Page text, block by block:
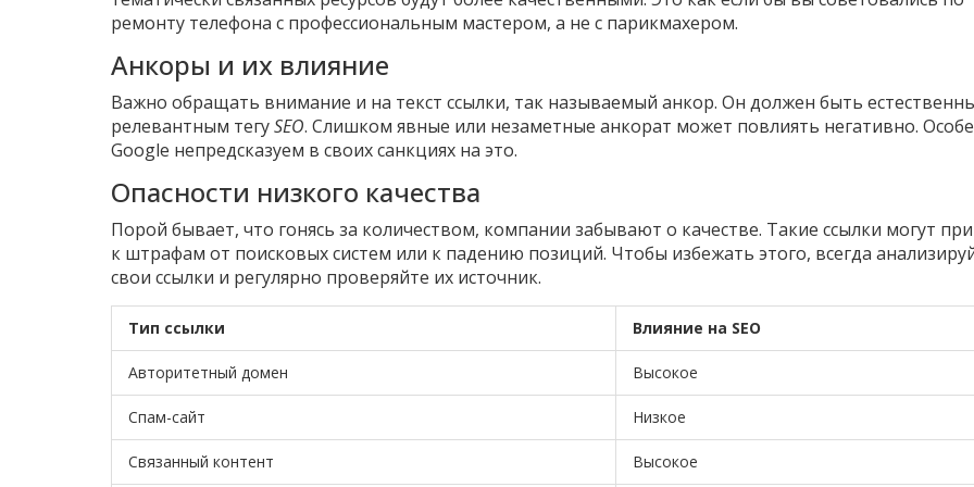
ремонту телефона с профессиональным мастером, а не с парикмахером.
Анкоры и их влияние
Важно обращать внимание и на текст ссылки, так называемый анкор. Он должен быть
релевантным тегуSEO. Слишком явные или незаметные анкорат может повлиять негативно.
Google непредсказуем в своих санкциях на это.
Опасности низкого качества
Порой бывает, что гонясь за количеством, компании забывают о качестве. Такие ссылки могут
к штрафам от поисковых систем или к падению позиций. Чтобы избежать этого, всегда
свои ссылки и регулярно проверяйте их источник.
Тип ссылки Влияние на SEO
Авторитетный домен Высокое
Спам-сайт Низкое
Связанный контент Высокое